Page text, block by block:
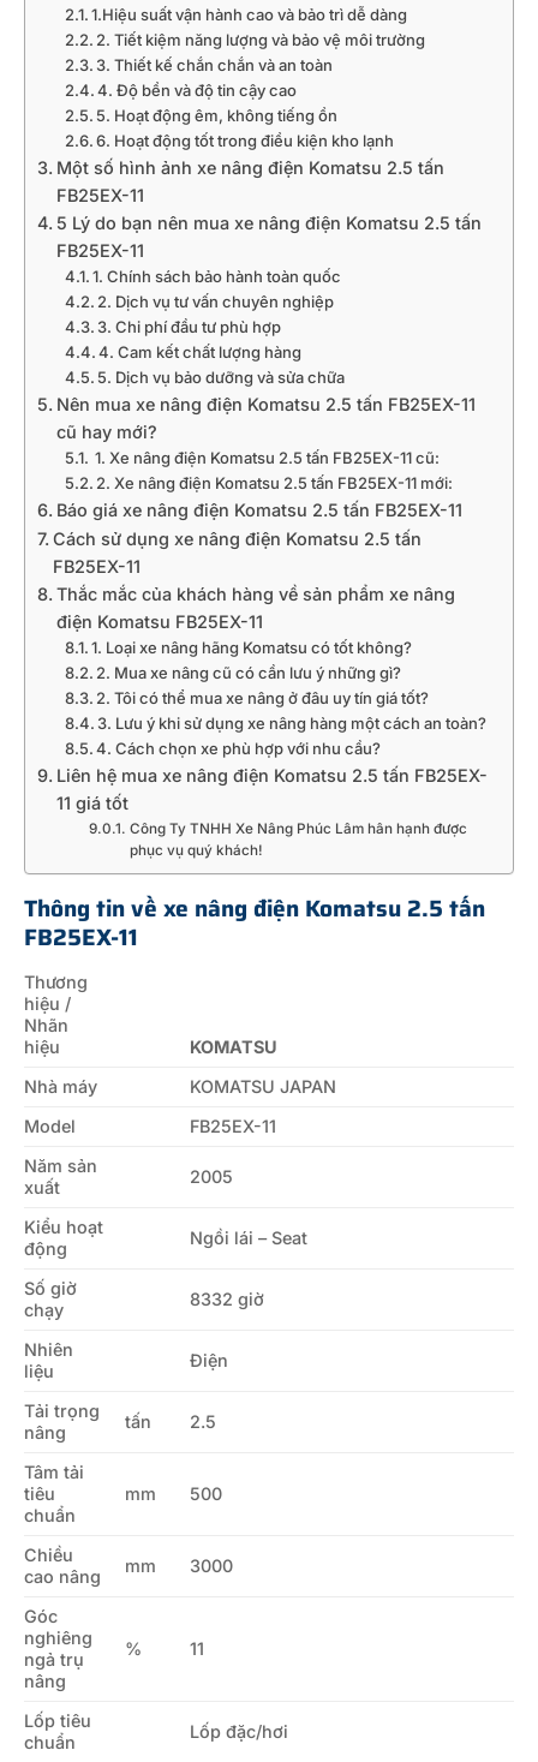
1.Hiệu suất vận hành cao và bảo trì dễ dàng
2. Tiết kiệm năng lượng và bảo vệ môi trường
3. Thiết kế chắn chắn và an toàn
4. Độ bền và độ tin cậy cao
5. Hoạt động êm, không tiếng ồn
6. Hoạt động tốt trong điều kiện kho lạnh
Một số hình ảnh xe nâng điện Komatsu 2.5 tấn
FB25EX-11
5 Lý do bạn nên mua xe nâng điện Komatsu 2.5 tấn
FB25EX-11
1. Chính sách bảo hành toàn quốc
2. Dịch vụ tư vấn chuyên nghiệp
3. Chi phí đầu tư phù hợp
4. Cam kết chất lượng hàng
5. Dịch vụ bảo dưỡng và sửa chữa
Nên mua xe nâng điện Komatsu 2.5 tấn FB25EX-11
cũ hay mới?
1. Xe nâng điện Komatsu 2.5 tấn FB25EX-11 cũ:
2. Xe nâng điện Komatsu 2.5 tấn FB25EX-11 mới:
Báo giá xe nâng điện Komatsu 2.5 tấn FB25EX-11
Cách sử dụng xe nâng điện Komatsu 2.5 tấn
FB25EX-11
Thắc mắc của khách hàng về sản phẩm xe nâng
điện Komatsu FB25EX-11
1. Loại xe nâng hãng Komatsu có tốt không?
2. Mua xe nâng cũ có cần lưu ý những gì?
2. Tôi có thể mua xe nâng ở đâu uy tín giá tốt?
3. Lưu ý khi sử dụng xe nâng hàng một cách an toàn?
4. Cách chọn xe phù hợp với nhu cầu?
Liên hệ mua xe nâng điện Komatsu 2.5 tấn FB25EX-
11 giá tốt
Công Ty TNHH Xe Nâng Phúc Lâm hân hạnh được
phục vụ quý khách!
Thông tin về xe nâng điện Komatsu 2.5 tấn
FB25EX-11
Thương
hiệu /
Nhãn
hiệu
KOMATSU
Nhà máy
KOMATSU JAPAN
Model
FB25EX-11
Năm sản
xuất
2005
Kiểu hoạt
động
Ngồi lái – Seat
Số giờ
chạy
8332 giờ
Nhiên
liệu
Điện
Tải trọng
nâng
tấn 2.5
Tâm tải
tiêu
chuẩn
mm 500
Chiều
cao nâng
mm 3000
Góc
nghiêng
ngả trụ
nâng
% 11
Lốp tiêu
chuẩn
Lốp đặc/hơi